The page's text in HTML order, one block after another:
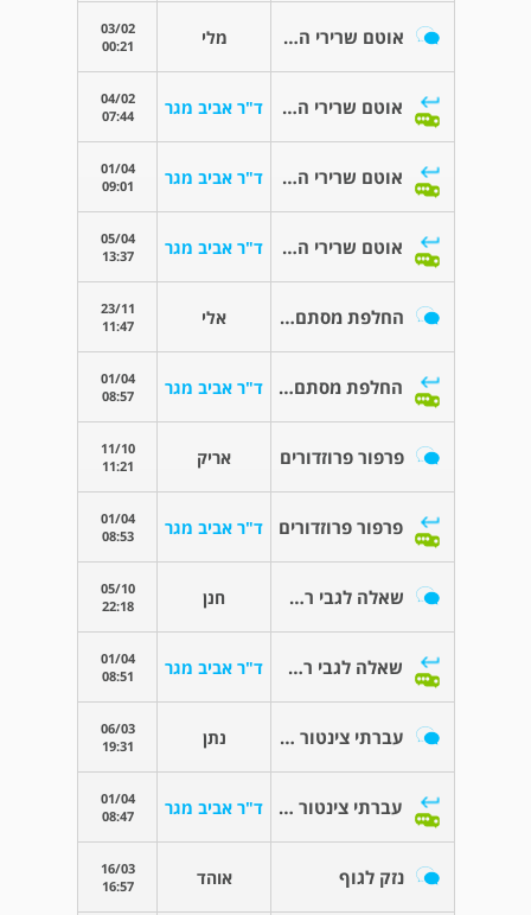
אוטם שרירי הלב מלי
03/02
00:21
אוטם שרירי הלב ד"ר אביב מגר
04/02
07:44
אוטם שרירי הלב ד"ר אביב מגר
01/04
09:01
אוטם שרירי הלב ד"ר אביב מגר
05/04
13:37
החלפת מסתם מיטרלי אלי
23/11
11:47
החלפת מסתם מיטרלי ד"ר אביב מגר
01/04
08:57
פרפור פרוזדורים אריק
11/10
11:21
פרפור פרוזדורים ד"ר אביב מגר
01/04
08:53
שאלה לגבי רפרוף פרוזדורים חנן
05/10
22:18
שאלה לגבי רפרוף פרוזדורים ד"ר אביב מגר
01/04
08:51
עברתי צינטור לפני חודש נתן
06/03
19:31
עברתי צינטור לפני חודש ד"ר אביב מגר
01/04
08:47
נזק לגוף אוהד
16/03
16:57